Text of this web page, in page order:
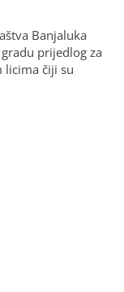
Banjaluka
prijedlog za
licima čiji su